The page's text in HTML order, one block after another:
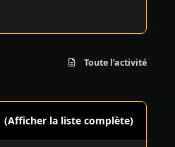
Toute l’activité
(Afficher la liste complète)